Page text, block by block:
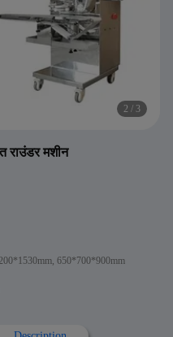
2 / 3
राउंडर मशीन
650*700*900mm